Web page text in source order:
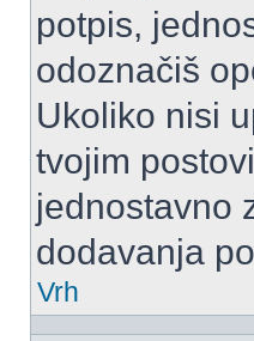
potpis,
odoznačiš
Ukoliko nisi
tvojim
jednostavno
dodavanja
Vrh